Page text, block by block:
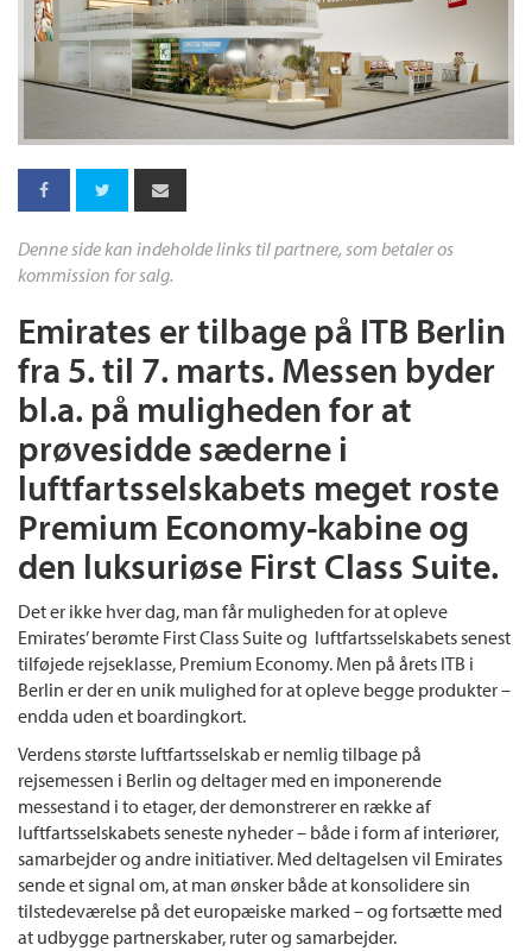
Denne side kan indeholde links til partnere, som betaler os
kommission for salg.
Emirates er tilbage på ITB Berlin
fra 5. til 7. marts. Messen byder
bl.a. på muligheden for at
prøvesidde sæderne i
luftfartsselskabets meget roste
Premium Economy-kabine og
den luksuriøse First Class Suite.
Det er ikke hver dag, man får muligheden for at opleve
Emirates’ berømte First Class Suite og luftfartsselskabets senest
tilføjede rejseklasse, Premium Economy. Men på årets ITB i
Berlin er der en unik mulighed for at opleve begge produkter –
endda uden et boardingkort.
Verdens største luftfartsselskab er nemlig tilbage på
rejsemessen i Berlin og deltager med en imponerende
messestand i to etager, der demonstrerer en række af
luftfartsselskabets seneste nyheder – både i form af interiører,
samarbejder og andre initiativer. Med deltagelsen vil Emirates
sende et signal om, at man ønsker både at konsolidere sin
tilstedeværelse på det europæiske marked – og fortsætte med
at udbygge partnerskaber, ruter og samarbejder.